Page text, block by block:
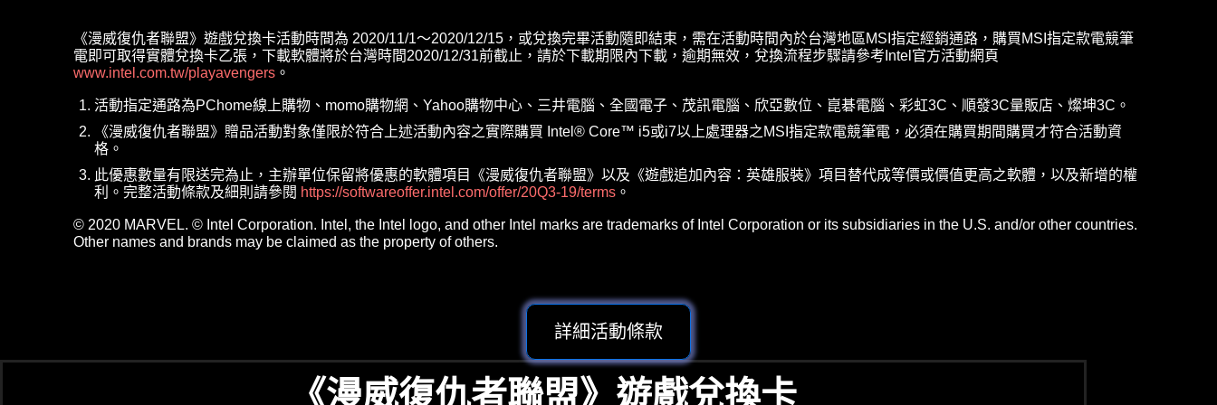
《漫威復仇者聯盟》遊戲兌換卡活動時間為 2020/11/1～2020/12/15，或兌換完畢活動隨即結束，需在活動時間內於台灣地區MSI指定經銷通路，購買MSI指定款電競筆
電即可取得實體兌換卡乙張，下載軟體將於台灣時間2020/12/31前截止，請於下載期限內下載，逾期無效，兌換流程步驟請參考Intel官方活動網頁
www.intel.com.tw/playavengers。
活動指定通路為PChome線上購物、momo購物網、Yahoo購物中心、三井電腦、全國電子、茂訊電腦、欣亞數位、崑碁電腦、彩虹3C、順發3C量販店、燦坤3C。
《漫威復仇者聯盟》贈品活動對象僅限於符合上述活動內容之實際購買 Intel® Core™ i5或i7以上處理器之MSI指定款電競筆電，必須在購買期間購買才符合活動資
格。
此優惠數量有限送完為止，主辦單位保留將優惠的軟體項目《漫威復仇者聯盟》以及《遊戲追加內容：英雄服裝》項目替代成等價或價值更高之軟體，以及新增的權
利。完整活動條款及細則請參閱 https://softwareoffer.intel.com/offer/20Q3-19/terms 。
© 2020 MARVEL. © Intel Corporation. Intel, the Intel logo, and other Intel marks are trademarks of Intel Corporation or its subsidiaries in the U.S. and/or other countries.
Other names and brands may be claimed as the property of others.
詳細活動條款
《漫威復仇者聯盟》遊戲兌換卡